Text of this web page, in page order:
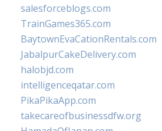
salesforceblogs.com
TrainGames365.com
BaytownEvaCationRentals.com
JabalpurCakeDelivery.com
halobjd.com
intelligenceqatar.com
PikaPikaApp.com
takecareofbusinessdfw.org